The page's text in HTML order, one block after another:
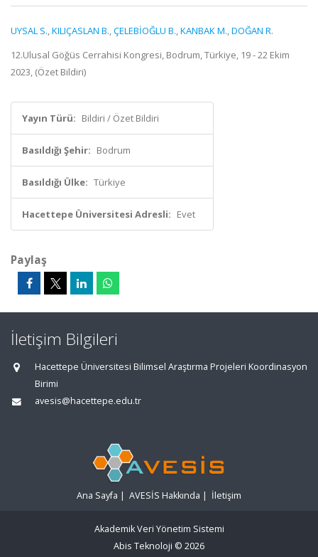
UYSAL S.,KILIÇASLAN B.,ÇELEBİOĞLU B.,KANBAK M.,DOĞAN R.
12.Ulusal Göğüs Cerrahisi Kongresi, Bodrum, Türkiye, 19 - 22 Ekim
2023, (Özet Bildiri)
Yayın Türü: Bildiri / Özet Bildiri
Basıldığı Şehir: Bodrum
Basıldığı Ülke: Türkiye
Hacettepe Üniversitesi Adresli: Evet
Paylaş
İletişim Bilgileri
Hacettepe Üniversitesi Bilimsel Araştırma Projeleri Koordinasyon
Birimi
avesis@hacettepe.edu.tr
Ana Sayfa | AVESİS Hakkında | İletişim
Akademik Veri Yönetim Sistemi
Abis Teknoloji © 2026